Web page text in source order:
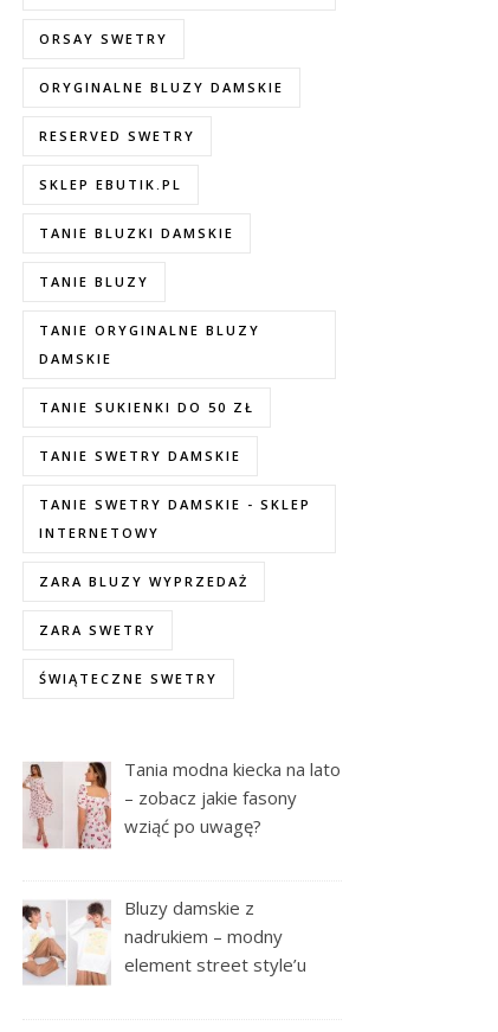
ORSAY SWETRY
ORYGINALNE BLUZY DAMSKIE
RESERVED SWETRY
SKLEP EBUTIK.PL
TANIE BLUZKI DAMSKIE
TANIE BLUZY
TANIE ORYGINALNE BLUZY
DAMSKIE
TANIE SUKIENKI DO 50 ZŁ
TANIE SWETRY DAMSKIE
TANIE SWETRY DAMSKIE - SKLEP
INTERNETOWY
ZARA BLUZY WYPRZEDAŻ
ZARA SWETRY
ŚWIĄTECZNE SWETRY
Tania modna kiecka na lato
– zobacz jakie fasony
wziąć po uwagę?
Bluzy damskie z
nadrukiem – modny
element street style’u